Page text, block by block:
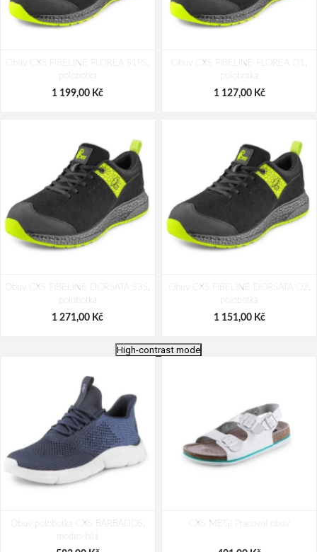
Obuv CXS FIBELINE FLOREA S1PS,
polobotka
1 199,00 Kč
Obuv CXS FIBELINE FLOREA O1,
polobotka
1 127,00 Kč
Obuv CXS FIBELINE DORSATA S3S,
polobotka
1 271,00 Kč
Obuv CXS FIBELINE DORSATA O2,
polobotka
1 151,00 Kč
polobotka
1 431,00 Kč
polobotka
High-contrast mode
Obuv polobotka CXS BARBADOS,
modro-bílá
CXS MEGI Pracovní obuv